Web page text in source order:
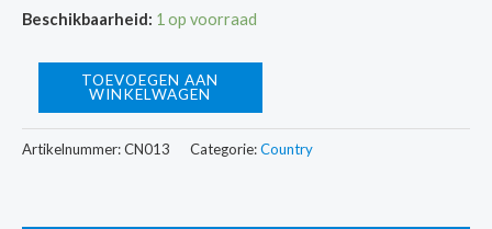
Beschikbaarheid: 1 op voorraad
&
-
TOEVOEGEN AAN
WINKELWAGEN
Artikelnummer:CN013 Categorie:Country